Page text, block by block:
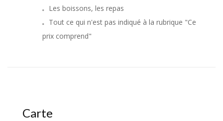
Les boissons, les repas
Tout ce qui n'est pas indiqué à la rubrique "Ce
prix comprend"
Carte